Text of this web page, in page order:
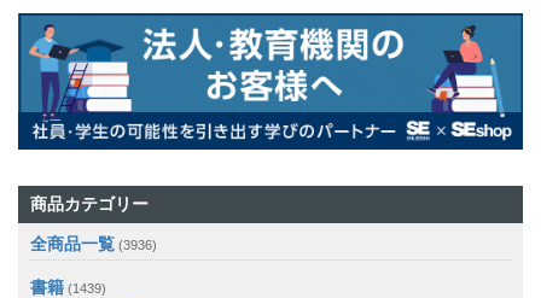
商品カテゴリー
全商品一覧 (3936)
書籍 (1439)